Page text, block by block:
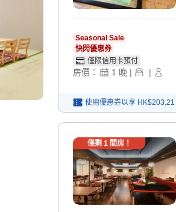
Seasonal Sale
快閃優惠券
僅限信用卡預付
房價： 1 晚 | |
使用優惠券以享 HK$203.21
僅剩 1間房！